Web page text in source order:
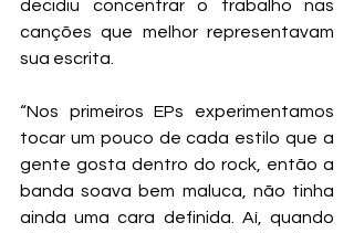
decidiu concentrar o trabalho nas
canções que melhor representavam
sua escrita.
“Nos primeiros EPs experimentamos
tocar um pouco de cada estilo que a
gente gosta dentro do rock, então a
banda soava bem maluca, não tinha
ainda uma cara definida. Aí, quando